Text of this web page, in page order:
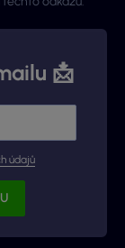
📩
údajů